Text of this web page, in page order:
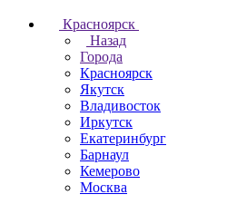
Красноярск
Назад
Города
Красноярск
Якутск
Владивосток
Иркутск
Екатеринбург
Барнаул
Кемерово
Москва